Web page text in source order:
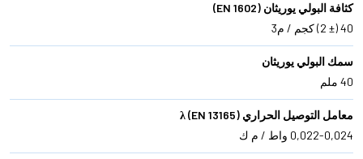
كثافة البولي يوريثان (EN 1602)
40 (± 2) كجم / م3
سمك البولي يوريثان
40 ملم
معامل التوصيل الحراري λ (EN 13165)
0,022-0,024 واط / م ك